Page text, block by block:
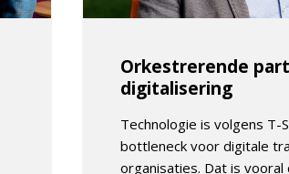
Orkestrerende
digitalisering
Technologie is volgens T-
bottleneck voor digitale
organisaties. Dat is vooral